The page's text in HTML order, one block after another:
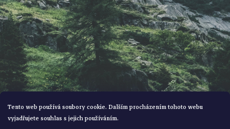
Tento web používá soubory cookie. Dalším procházením tohoto webu
vyjadřujete souhlas s jejich používáním.